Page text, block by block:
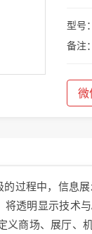
型号
备注
微
过程中，信息
透明显示技术
商场、展厅、